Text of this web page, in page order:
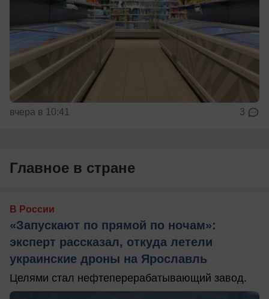
вчера в 10:41 3
Главное в стране
В России
«Запускают по прямой по ночам»:
эксперт рассказал, откуда летели
украинские дроны на Ярославль
Целями стал нефтеперерабатывающий завод.